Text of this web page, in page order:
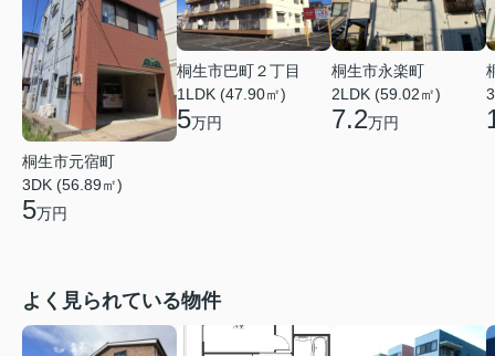
桐生市元宿町
3DK (56.89㎡)
5万円
桐生市巴町２丁目
1LDK (47.90㎡)
5万円
桐生市永楽町
2LDK (59.02㎡)
7.2万円
よく見られている物件